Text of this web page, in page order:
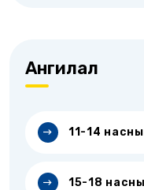
Ангилал
11-14 насны
15-18 насны